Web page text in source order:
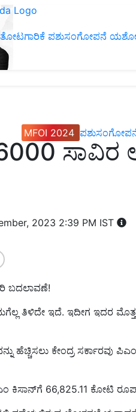
ತೋಟಗಾರಿಕೆ ಪಶುಸಂಗೋಪನೆ
MFOI 2024
ಸಾವಿರ
2023 2:39 PM IST
ಬದಲಾವಣೆ!
ಇದೆ. ಇದೀಗ ಇದರ
ಹೆಚ್ಚಿಸಲು ಕೇಂದ್ರ ಸರ್ಕಾರವು
ಕಿಸಾನ್‌ಗೆ 66,825.11 ಕೋಟಿ ರೂ